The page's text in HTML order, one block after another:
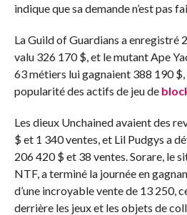
indique que sa demande n’est pas
La Guild of Guardians a enregistré
valu 326 170 $, et le mutant Ape
63 métiers lui gagnaient 388 190
popularité des actifs de jeu de
Les dieux Unchained avaient des
$ et 1 340 ventes, et Lil Pudgys a
206 420 $ et 38 ventes. Sorare, le
NTF, a terminé la journée en
d’une incroyable vente de 13 250,
derrière les jeux et les objets de